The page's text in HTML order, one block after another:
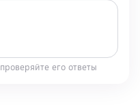
его ответы